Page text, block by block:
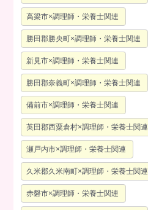
高梁市×調理師・栄養士関連
勝田郡勝央町×調理師・栄養士関連
新見市×調理師・栄養士関連
勝田郡奈義町×調理師・栄養士関連
備前市×調理師・栄養士関連
英田郡西粟倉村×調理師・栄養士関連
瀬戸内市×調理師・栄養士関連
久米郡久米南町×調理師・栄養士関連
赤磐市×調理師・栄養士関連